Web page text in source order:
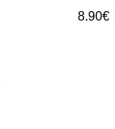
8.90€